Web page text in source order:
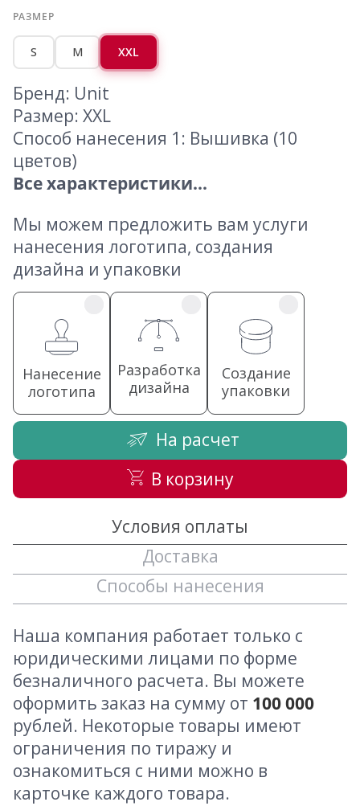
РАЗМЕР
S M XXL
Бренд: Unit
Размер: XXL
Способ нанесения 1: Вышивка (10
цветов)
Все характеристики...
Мы можем предложить вам услуги
нанесения логотипа, создания
дизайна и упаковки
Нанесение
логотипа
Разработка
дизайна
Создание
упаковки
На расчет
В корзину
Условия оплаты
Доставка
Способы нанесения
Наша компания работает только с
юридическими лицами по форме
безналичного расчета. Вы можете
оформить заказ на сумму от 100 000
рублей. Некоторые товары имеют
ограничения по тиражу и
ознакомиться с ними можно в
карточке каждого товара.